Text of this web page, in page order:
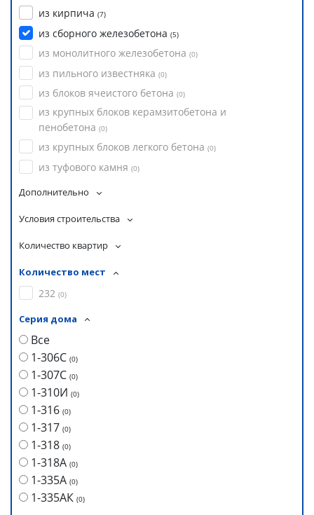
из кирпича (7)
из сборного железобетона (5)
из монолитного железобетона (0)
из пильного известняка (0)
из блоков ячеистого бетона (0)
из крупных блоков керамзитобетона и
пенобетона (0)
из крупных блоков легкого бетона (0)
из туфового камня (0)
Дополнительно
Условия строительства
Количество квартир
Количество мест
232 (0)
Серия дома
Все
1-306С (0)
1-307С (0)
1-310И (0)
1-316 (0)
1-317 (0)
1-318 (0)
1-318А (0)
1-335А (0)
1-335АК (0)